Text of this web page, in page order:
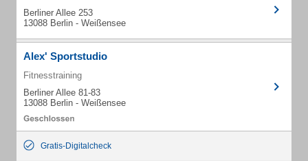
Berliner Allee 253
13088 Berlin - Weißensee
Alex' Sportstudio
Fitnesstraining
Berliner Allee 81-83
13088 Berlin - Weißensee
Gratis-Digitalcheck